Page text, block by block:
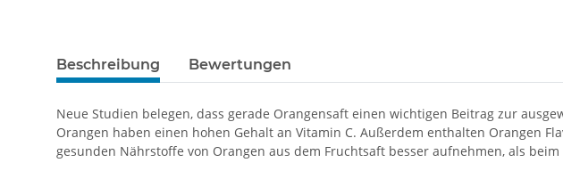
Beschreibung Bewertungen
Neue Studien belegen, dass gerade Orangensaft einen wichtigen Beitrag zur
Orangen haben einen hohen Gehalt an Vitamin C. Außerdem enthalten Orangen
gesunden Nährstoffe von Orangen aus dem Fruchtsaft besser aufnehmen, als